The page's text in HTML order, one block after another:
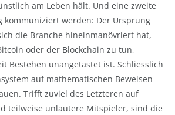
am Leben hält. Und eine zweite
kommuniziert werden: Der Ursprung
die Branche hineinmanövriert hat,
oder der Blockchain zu tun,
Bestehen unangetastet ist. Schliesslich
auf mathematischen Beweisen
Trifft zuviel des Letzteren auf
teilweise unlautere Mitspieler, sind die